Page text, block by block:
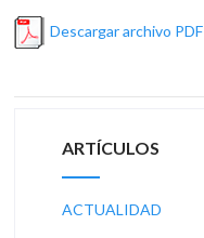
Descargar archivo PDF
ARTÍCULOS
ACTUALIDAD